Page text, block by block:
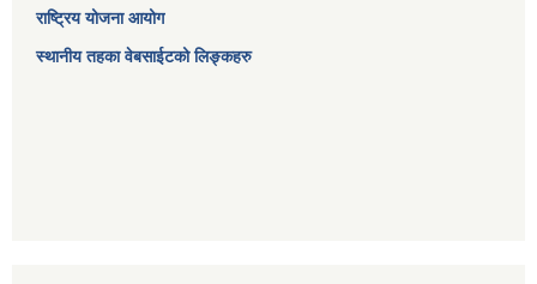
राष्ट्रिय योजना आयोग
स्थानीय तहका वेबसाईटको लिङ्कहरु